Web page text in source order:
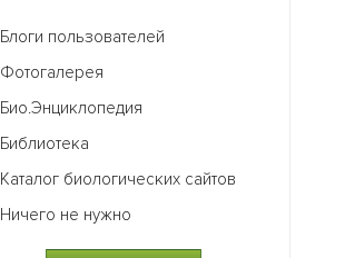
Блоги пользователей
Фотогалерея
Био.Энциклопедия
Библиотека
Каталог биологических сайтов
Ничего не нужно